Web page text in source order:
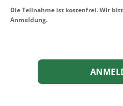
Die Teilnahme ist kostenfrei. Wir
Anmeldung.